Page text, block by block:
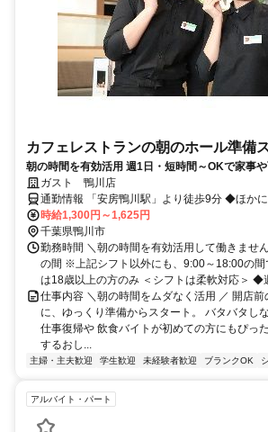
カフェレストランの朝のホール準備
朝の時間を有効活用 週1日・短時間～OKで家事
すい 常連さんも多く、落ち着いた雰囲気のガスト
ート
ガスト 鴨川店
通勤情報 「安房鴨川駅」より徒歩9分 ◆ほか
安房小湊 / 江見 ] からも車で5～15分程度!!※自
OK
時給1,300円～1,625円
千葉県鴨川市
勤務時間 ＼朝の時間を有効活用して働きませ
の間 ※上記シフト以外にも、9:00～18:00の
は18歳以上の方のみ ＜シフトは柔軟対応＞ ◆
仕事内容 ＼朝の時間をムダなく活用 ／ 開店
に、ゆっくり準備からスタート。 バタバタし
仕事復帰や 飲食バイトが初めての方にもぴ
するおし...
主婦・主夫歓迎 学生歓迎 未経験者歓迎 ブランクOK
アルバイト・パート